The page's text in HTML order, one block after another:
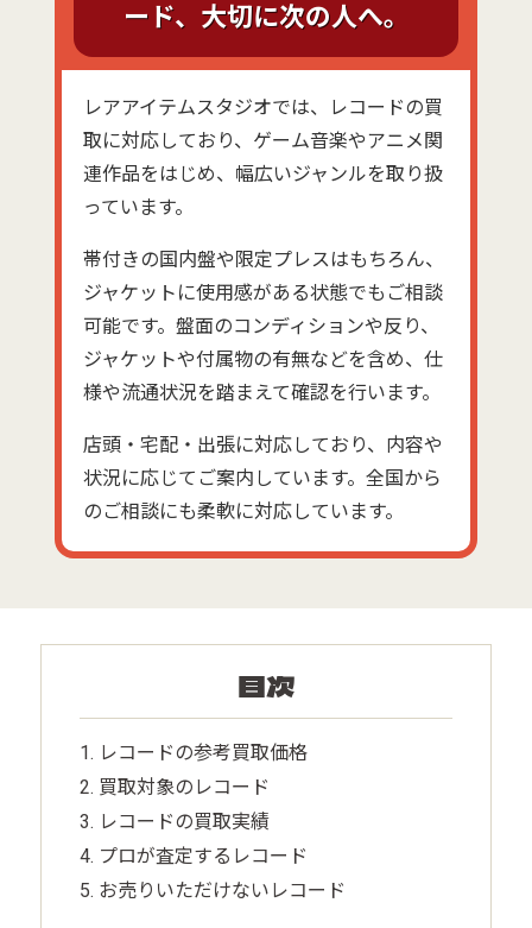
ード、大切に次の人へ。
レアアイテムスタジオでは、レコードの買
取に対応しており、ゲーム音楽やアニメ関
連作品をはじめ、幅広いジャンルを取り扱
っています。
帯付きの国内盤や限定プレスはもちろん、
ジャケットに使用感がある状態でもご相談
可能です。盤面のコンディションや反り、
ジャケットや付属物の有無などを含め、仕
様や流通状況を踏まえて確認を行います。
店頭・宅配・出張に対応しており、内容や
状況に応じてご案内しています。全国から
のご相談にも柔軟に対応しています。
目次
レコードの参考買取価格
買取対象のレコード
レコードの買取実績
プロが査定するレコード
お売りいただけないレコード